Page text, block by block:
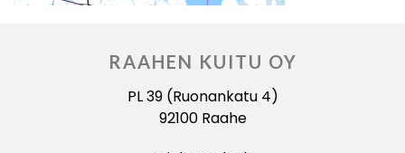
RAAHEN KUITU OY
PL 39 (Ruonankatu 4)
92100 Raahe